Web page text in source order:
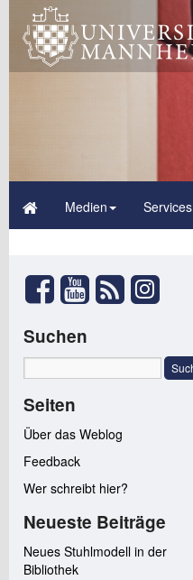
Medien Services
Suchen
Seiten
Über das Weblog
Feedback
Wer schreibt hier?
Neueste Beiträge
Neues Stuhlmodell in der
Bibliothek